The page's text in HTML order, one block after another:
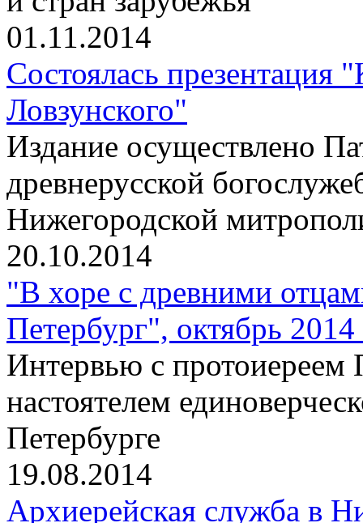
01.11.2014
Состоялась
Ловзунского"
Издание осуществлено
древнерусской
Нижегородской
20.10.2014
"В хоре с древними
Петербург", октябрь 2014
Интервью с
настоятелем
Петербурге
19.08.2014
Архиерейская служба в